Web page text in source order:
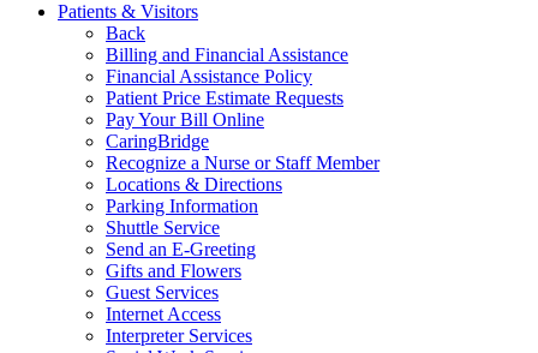
Patients & Visitors
Back
Billing and Financial Assistance
Financial Assistance Policy
Patient Price Estimate Requests
Pay Your Bill Online
CaringBridge
Recognize a Nurse or Staff Member
Locations & Directions
Parking Information
Shuttle Service
Send an E-Greeting
Gifts and Flowers
Guest Services
Internet Access
Interpreter Services